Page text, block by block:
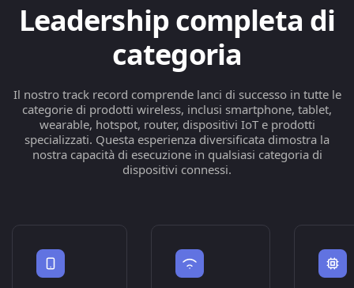
Leadership completa di
categoria
Il nostro track record comprende lanci di successo in tutte le
categorie di prodotti wireless, inclusi smartphone, tablet,
wearable, hotspot, router, dispositivi IoT e prodotti
specializzati. Questa esperienza diversificata dimostra la
nostra capacità di esecuzione in qualsiasi categoria di
dispositivi connessi.